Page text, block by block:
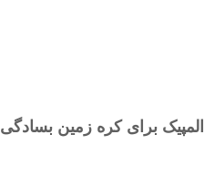
المپیک برای کره زمین بسادگی